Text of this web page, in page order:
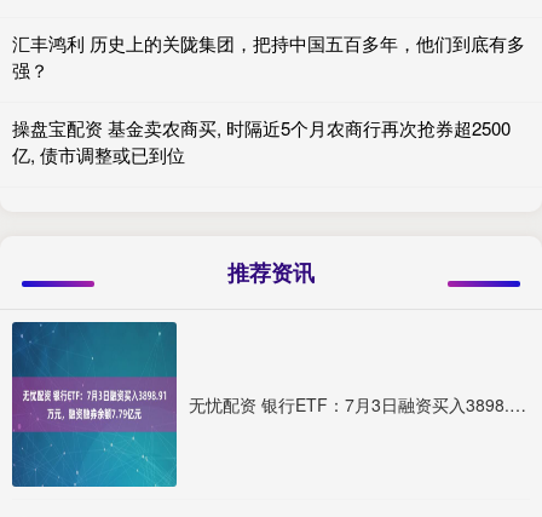
汇丰鸿利 历史上的关陇集团，把持中国五百多年，他们到底有多
强？
操盘宝配资 基金卖农商买, 时隔近5个月农商行再次抢券超2500
亿, 债市调整或已到位
推荐资讯
无忧配资 银行ETF：7月3日融资买入3898.91万元，融资融券余额7.79亿元